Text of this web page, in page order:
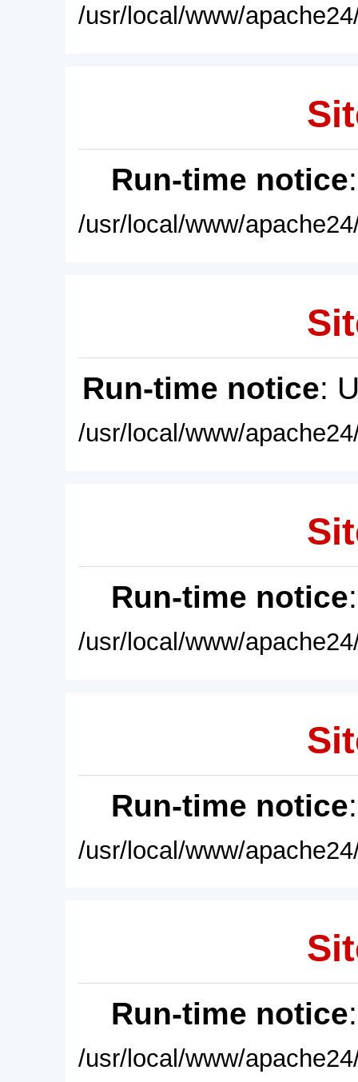
/usr/local/www/
Run-time notice
/usr/local/www/
Run-time notice:
/usr/local/www/
Run-time notice
/usr/local/www/
Run-time notice
/usr/local/www/
Run-time notice
/usr/local/www/